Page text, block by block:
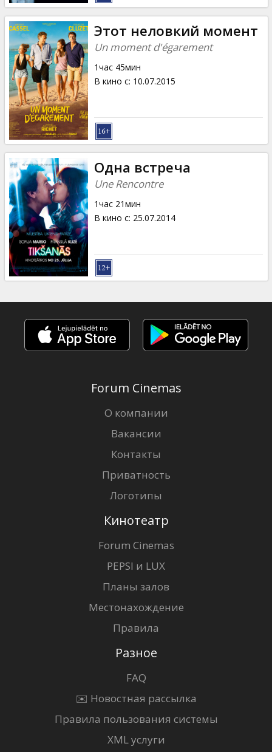
Клуб
Этот неловкий момент
Un moment d'égarement
1час 45мин
В кино с: 10.07.2015
Одна встреча
Une Rencontre
1час 21мин
В кино с: 25.07.2014
Forum Cinemas
О компании
Вакансии
Контакты
Приватность
Логотипы
Кинотеатр
Forum Cinemas
PEPSI и LUX
Планы залов
Местонахождение
Правила
Разное
FAQ
✉️ Новостная рассылка
Правила пользования системы
XML услуги